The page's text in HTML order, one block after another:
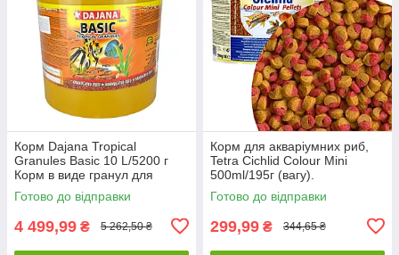
Корм Dajana Tropical
Granules Basic 10 L/5200 г
Корм в виде гранул для
тропических аквариумных
рыб
Готово до відправки
4 499,99 ₴ 5 262,50 ₴
Корм для акваріумних риб,
Tetra Cichlid Colour Mini
500ml/195г (вагу).
Готово до відправки
299,99 ₴ 344,65 ₴